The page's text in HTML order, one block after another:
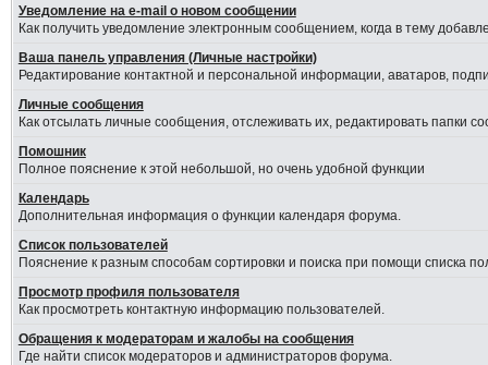
Уведомление на е-mail о новом сообщении
Как получить уведомление электронным сообщением, когда в тему
Ваша панель управления (Личные настройки)
Редактирование контактной и персональной информации, аватаров,
Личные сообщения
Как отсылать личные сообщения, отслеживать их, редактировать папки
Помошник
Полное пояснение к этой небольшой, но очень удобной функции
Календарь
Дополнительная информация о функции календаря форума.
Список пользователей
Пояснение к разным способам сортировки и поиска при помощи списка
Просмотр профиля пользователя
Как просмотреть контактную информацию пользователей.
Обращения к модераторам и жалобы на сообщения
Где найти список модераторов и администраторов форума.